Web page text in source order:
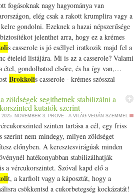
fogásoknak nagy hagyománya van
elég csak a rakott krumplira vagy a
gondolni. Ezeknek a hazai népszerűsége
jelenthet arra, hogy ez a krémes
s casserole is jó eséllyel iratkozik majd fel a
ételeid listájára. Mi is az a casserole? Valami
étel, gondolhatod elsőre, és ha így van,…
Brokkolis casserole - krémes szósszal
first on Prove.
zöldségek segíthetnek stabilizálni a
kutatók szerint
2025. NOVEMBER 3. PROVE - A VILÁG VEGÁN SZEMMEL
szinten tartása a cél, egy friss
szerint nem mindegy, milyen zöldséget
előnyben. A keresztesvirágúak minden
hatékonyabban stabilizálhatják
a vércukorszintet. Szóval kapd elő a
t, a karfiolt vagy a káposztát, hogy a
csökkentsd a cukorbetegség kockázatát!